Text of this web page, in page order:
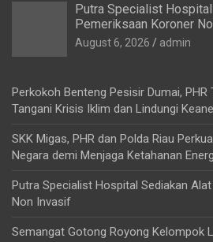
Putra Specialist
Pemeriksaan Koroner
August 6, 2026 admin
Perkokoh Benteng Pesisir Dumai, PHR
Tangani Krisis Iklim dan Lindungi
SKK Migas, PHR dan Polda Riau
Negara demi Menjaga Ketahanan
Putra Specialist Hospital Sediakan
Non Invasif
Semangat Gotong Royong Kelompok